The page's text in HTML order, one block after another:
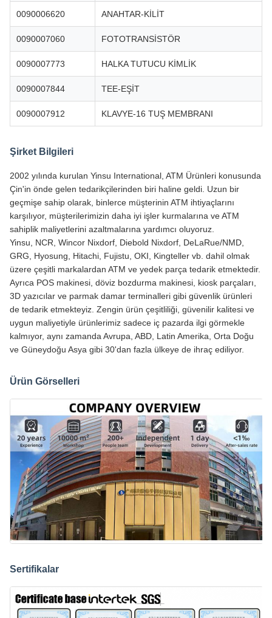
0090006620 ANAHTAR-KİLİT
0090007060 FOTOTRANSİSTÖR
0090007773 HALKA TUTUCU KİMLİK
0090007844 TEE-EŞİT
0090007912 KLAVYE-16 TUŞ MEMBRANI
Şirket Bilgileri
2002 yılında kurulan Yinsu International, ATM Ürünleri konusunda
Çin'in önde gelen tedarikçilerinden biri haline geldi. Uzun bir
geçmişe sahip olarak, binlerce müşterinin ATM ihtiyaçlarını
karşılıyor, müşterilerimizin daha iyi işler kurmalarına ve ATM
sahiplik maliyetlerini azaltmalarına yardımcı oluyoruz.
Yinsu, NCR, Wincor Nixdorf, Diebold Nixdorf, DeLaRue/NMD,
GRG, Hyosung, Hitachi, Fujistu, OKI, Kingteller vb. dahil olmak
üzere çeşitli markalardan ATM ve yedek parça tedarik etmektedir.
Ayrıca POS makinesi, döviz bozdurma makinesi, kiosk parçaları,
3D yazıcılar ve parmak damar terminalleri gibi güvenlik ürünleri
de tedarik etmekteyiz. Zengin ürün çeşitliliği, güvenilir kalitesi ve
uygun maliyetiyle ürünlerimiz sadece iç pazarda ilgi görmekle
kalmıyor, aynı zamanda Avrupa, ABD, Latin Amerika, Orta Doğu
ve Güneydoğu Asya gibi 30'dan fazla ülkeye de ihraç ediliyor.
Ürün Görselleri
Sertifikalar